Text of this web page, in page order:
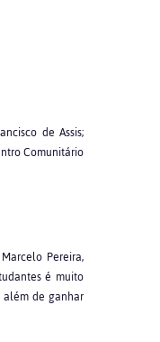
de Assis;
Comunitário
Pereira,
é muito
além de ganhar